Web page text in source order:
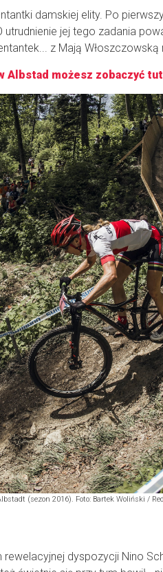
damskiej elity. Po
jej tego zadania
z Mają Włoszczowską
Albstad możesz zobaczyć
(sezon 2016). Foto: Bartek Woliński /
dyspozycji Nino